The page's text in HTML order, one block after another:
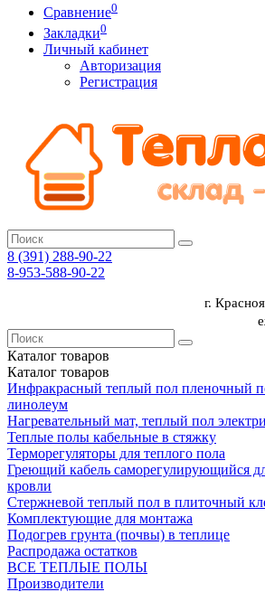
Сравнение0
Закладки0
Личный кабинет
Авторизация
Регистрация
8 (391) 288-90-22
8-953-588-90-22
г.
Каталог товаров
Каталог товаров
Инфракрасный теплый пол пленочный
линолеум
Нагревательный мат, теплый пол
Теплые полы кабельные в стяжку
Терморегуляторы для теплого пола
Греющий кабель саморегулирующийся
кровли
Cтержневой теплый пол в плиточный
Комплектующие для монтажа
Подогрев грунта (почвы) в теплице
Распродажа остатков
ВСЕ ТЕПЛЫЕ ПОЛЫ
Производители